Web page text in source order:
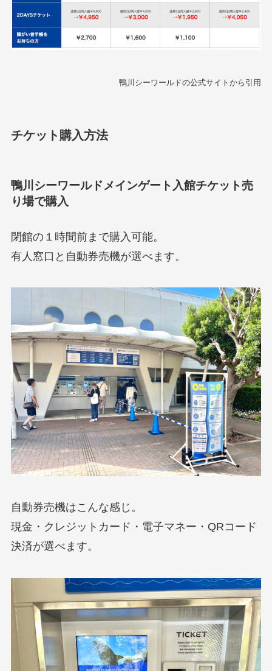
鴨川シーワールドの公式サイトから引用
チケット購入方法
鴨川シーワールドメインゲート 入館チケット売
り場で購入
閉館の１時間前まで購入可能。
有人窓口と自動券売機が選べます。
自動券売機はこんな感じ。
現金・クレジットカード・電子マネー・QRコード
決済が選べます。